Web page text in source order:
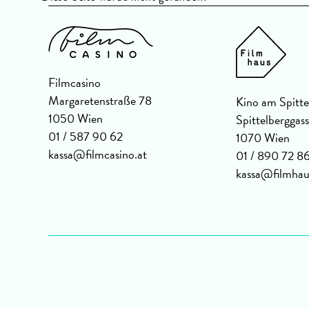
Filmcasino
Margaretenstraße 78
1050 Wien
01 / 587 90 62
kassa@filmcasino.at
Kino am
1070 Wien
01 / 890 72